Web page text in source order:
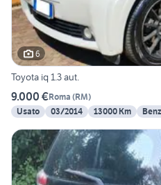
6
Toyota iq 1.3 aut.
9.000 €Roma (RM)
Usato
03/2014 13000 Km